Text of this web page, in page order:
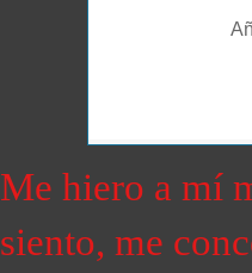
Me hiero a mí
siento, me